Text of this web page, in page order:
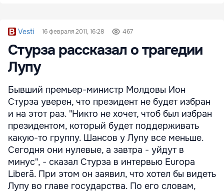
Vesti 16 февраля 2011, 16:28 467
Стурза рассказал о трагедии
Лупу
Бывший премьер-министр Молдовы Ион
Стурза уверен, что президент не будет избран
и на этот раз. "Никто не хочет, чтоб был избран
президентом, который будет поддерживать
какую-то группу. Шансов у Лупу все меньше.
Сегодня они нулевые, а завтра - уйдут в
минус", - сказал Стурза в интервью Europa
Liberă. При этом он заявил, что хотел бы видеть
Лупу во главе государства. По его словам,